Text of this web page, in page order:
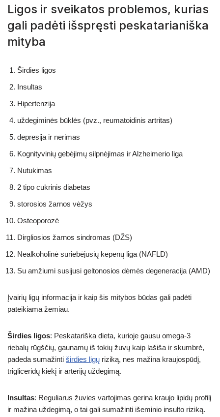
Ligos ir sveikatos problemos, kurias
gali padėti išspręsti peskatarianiška
mityba
Širdies ligos
Insultas
Hipertenzija
uždegiminės būklės (pvz., reumatoidinis artritas)
depresija ir nerimas
Kognityvinių gebėjimų silpnėjimas ir Alzheimerio liga
Nutukimas
2 tipo cukrinis diabetas
storosios žarnos vėžys
Osteoporozė
Dirgliosios žarnos sindromas (DŽS)
Nealkoholinė suriebėjusių kepenų liga (NAFLD)
Su amžiumi susijusi geltonosios dėmės degeneracija (AMD)
Įvairių ligų informacija ir kaip šis mitybos būdas gali padėti
pateikiama žemiau.
Širdies ligos: Peskatariška dieta, kurioje gausu omega-3
riebalų rūgščių, gaunamų iš tokių žuvų kaip lašiša ir skumbrė,
padeda sumažinti širdies ligų riziką, nes mažina kraujospūdį,
trigliceridų kiekį ir arterijų uždegimą.
Insultas: Reguliarus žuvies vartojimas gerina kraujo lipidų profilį
ir mažina uždegimą, o tai gali sumažinti išeminio insulto riziką.